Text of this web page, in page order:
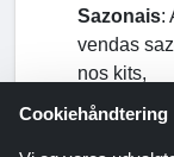
Sazonais:
vendas
nos kits,
kits de
Cookiehåndtering